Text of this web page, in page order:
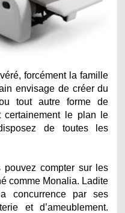
forcément la famille
envisage de créer du
tout autre forme de
certainement le plan le
de toutes les
pouvez compter sur les
comme Monalia. Ladite
concurrence par ses
et d’ameublement.